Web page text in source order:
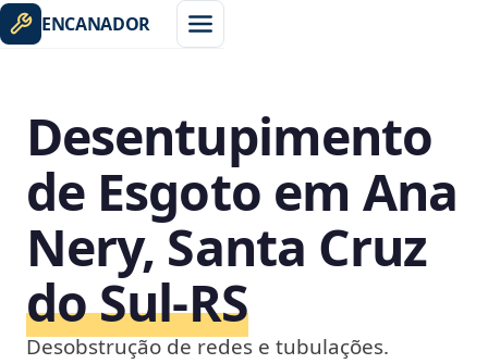
ENCANADOR
Desentupimento
de Esgoto em Ana
Nery, Santa Cruz
do Sul‑RS
Desobstrução de redes e tubulações.